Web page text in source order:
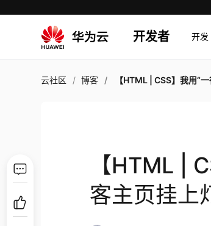
开发者 开发
云社区 博客 【HTML | CSS】我用“一行“代码为
【HTML |
客主页挂上